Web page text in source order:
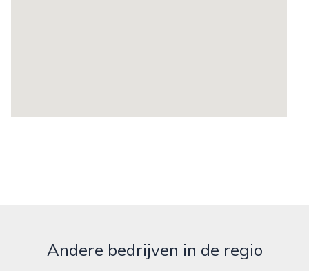
Andere bedrijven in de regio